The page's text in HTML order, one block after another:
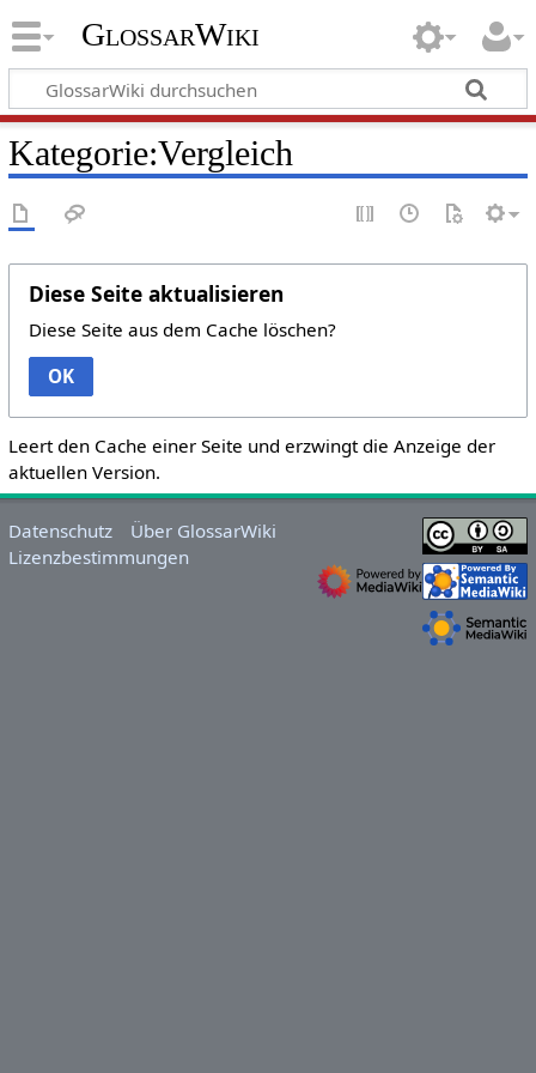
GlossarWiki
Kategorie:Vergleich
Diese Seite aktualisieren
Diese Seite aus dem Cache löschen?
OK
Leert den Cache einer Seite und erzwingt die Anzeige der
aktuellen Version.
Datenschutz
Über GlossarWiki
Lizenzbestimmungen